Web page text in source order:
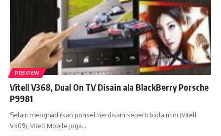
PREVIEW
Vitell V368, Dual On TV Disain ala BlackBerry Porsche
P9981
Selain menghadirkan ponsel berdisain seperti biola mini (Vitell
V509), Vitell Mobile juga…